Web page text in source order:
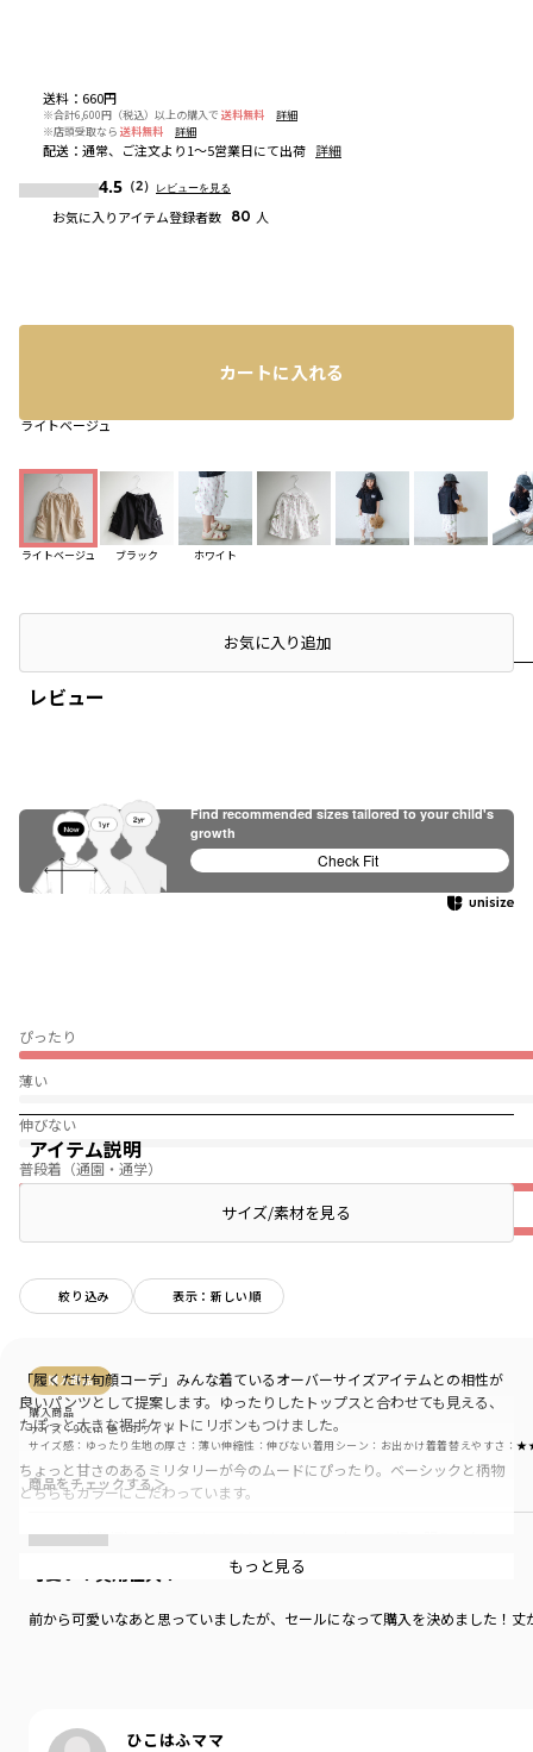
ライトベージュ
ライトベージュ ブラック ホワイト
レビュー
ぴったり
薄い
伸びない
普段着（通園・通学）
絞り込み 表示：新しい順
購入商品
購入商品
サイズ感 ：ゆったり 生地の厚さ ：薄い伸縮性 ：伸びない着用シーン ：お出かけ着着替えやすさ ：
サイズ：90cm 色：ホワイト
商品をチェックする＞
可愛い！実用性大！
前から可愛いなあと思っていましたが、セールになって購入を決めました！
ひこはふママ
送料 ： 660円
※合計6,600円（税込）以上の購入で 送料無料
詳細
※店頭受取なら 送料無料 詳細
配送 ： 通常、ご注文より1～5営業日にて出荷 詳細
4.5 （2） レビューを見る
お気に入りアイテム登録者数 80 人
カートに入れる
店頭在庫を確認するお気に入り追加
アイテム説明
サイズ/素材を見る
「履くだけ旬顔コーデ」みんな着ているオーバーサイズアイテムとの相性が
良いパンツとして提案します。ゆったりしたトップスと合わせても見える、
たぽっと大きな裾ポケットにリボンもつけました。
ちょっと甘さのあるミリタリーが今のムードにぴったり。ベーシックと柄物
どちらもカラーにこだわっています。
ホワイト(小花柄）：春夏に映えるピンクのオリジナルバラ柄。明るい白ベー
スでどうしても透け感はあるので、無地の肌馴染み良いインナーと合わせて
お楽しみください。
ライトベージュ：おじさまチノっぽく見えないよう明るい色味。ぱっとワン
に決まります。かっこいいものが履きたい時やカーゴパンツは難しいと感じ
もっと見る
Find recommended sizes tailored to your child's
growth
Check Fit